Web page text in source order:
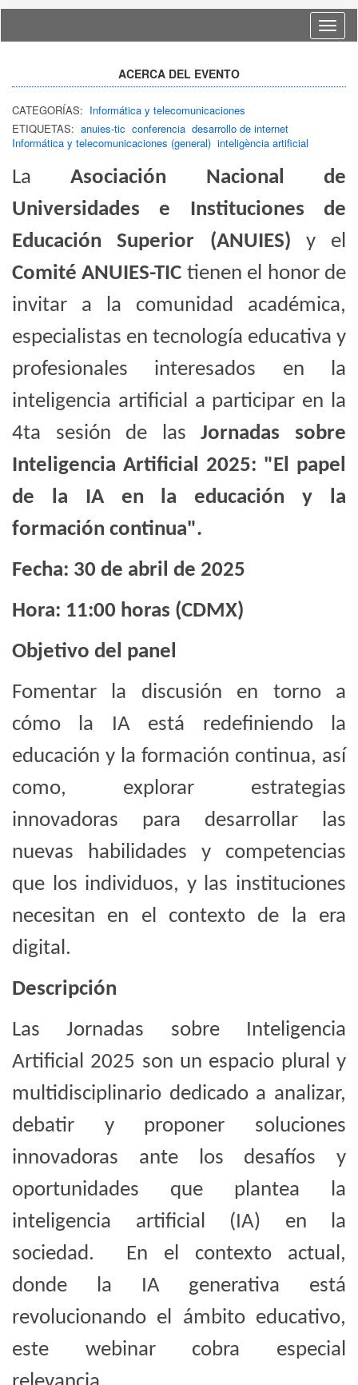
Idioma
ACERCA DEL EVENTO
CATEGORÍAS: Informática y telecomunicaciones
ETIQUETAS: anuies-tic conferencia desarrollo de internet
Informática y telecomunicaciones (general) inteligència artificial
LaAsociación Nacional de
Universidades e Instituciones de
Educación Superior (ANUIES) y el
Comité ANUIES-TIC tienen el honor de
invitar a la comunidad académica,
especialistas en tecnología educativa y
profesionales interesados en la
inteligencia artificial a participar en la
4ta sesión de lasJornadas sobre
Inteligencia Artificial 2025: "El papel
de la IA en la educación y la
formación continua".
Fecha: 30 de abril de 2025
Hora: 11:00 horas (CDMX)
Objetivo del panel
Fomentar la discusión en torno a
cómo la IA está redefiniendo la
educación y la formación continua, así
como, explorar estrategias
innovadoras para desarrollar las
nuevas habilidades y competencias
que los individuos, y las instituciones
necesitan en el contexto de la era
digital.
Descripción
Las Jornadas sobre Inteligencia
Artificial 2025 son un espacio plural y
multidisciplinario dedicado a analizar,
debatir y proponer soluciones
innovadoras ante los desafíos y
oportunidades que plantea la
inteligencia artificial (IA) en la
sociedad. En el contexto actual,
donde la IA generativa está
revolucionando el ámbito educativo,
este webinar cobra especial